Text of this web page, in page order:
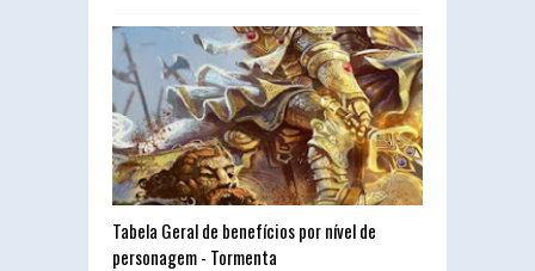
Tabela Geral de benefícios por nível de
personagem - Tormenta